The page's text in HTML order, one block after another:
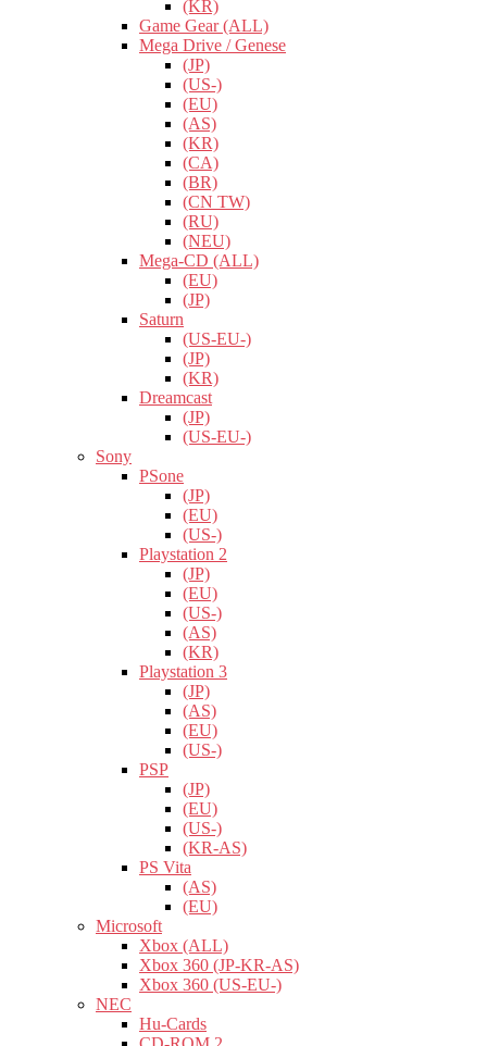
(KR)
Game Gear (ALL)
Mega Drive / Genese
(JP)
(US-)
(EU)
(AS)
(KR)
(CA)
(BR)
(CN TW)
(RU)
(NEU)
Mega-CD (ALL)
(EU)
(JP)
Saturn
(US-EU-)
(JP)
(KR)
Dreamcast
(JP)
(US-EU-)
Sony
PSone
(JP)
(EU)
(US-)
Playstation 2
(JP)
(EU)
(US-)
(AS)
(KR)
Playstation 3
(JP)
(AS)
(EU)
(US-)
PSP
(JP)
(EU)
(US-)
(KR-AS)
PS Vita
(AS)
(EU)
Microsoft
Xbox (ALL)
Xbox 360 (JP-KR-AS)
Xbox 360 (US-EU-)
NEC
Hu-Cards